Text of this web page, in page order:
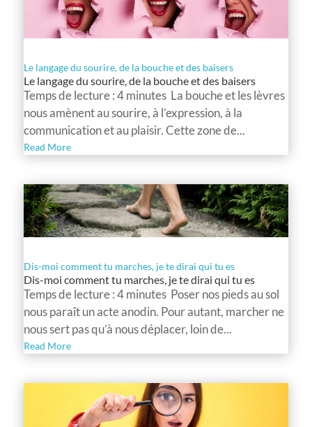
Le langage du sourire, de la bouche et des baisers
Le langage du sourire, de la bouche et des baisers
Temps de lecture : 4 minutes La bouche et les lèvres
nous amènent au sourire, à l’expression, à la
communication et au plaisir. Cette zone de...
Read More
Dis-moi comment tu marches, je te dirai qui tu es
Dis-moi comment tu marches, je te dirai qui tu es
Temps de lecture : 4 minutes Poser nos pieds au sol
nous paraît un acte anodin. Pour autant, marcher ne
nous sert pas qu’à nous déplacer, loin de...
Read More